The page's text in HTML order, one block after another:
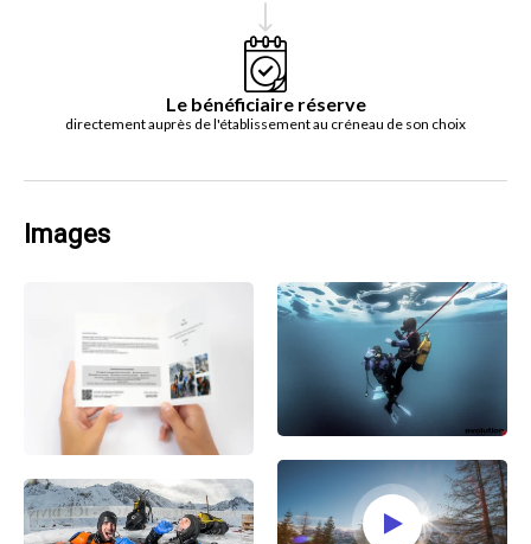
Le bénéficiaire réserve
directement auprès de l'établissement au créneau de son choix
Images